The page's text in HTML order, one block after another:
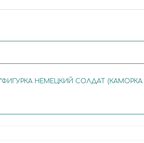
"ФИГУРКА НЕМЕЦКИЙ СОЛДАТ (КАМОРКА